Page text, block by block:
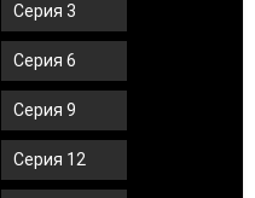
Серия 3
Серия 6
Серия 9
Серия 12